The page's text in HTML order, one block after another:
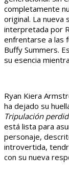
completamente
original. La nueva
interpretada por
enfrentarse a las
Buffy Summers.
su esencia
Ryan Kiera
ha dejado su
Tripulación
está lista para
personaje,
introvertida,
con su nueva